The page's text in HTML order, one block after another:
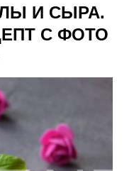
И СЫРА.
С ФОТО